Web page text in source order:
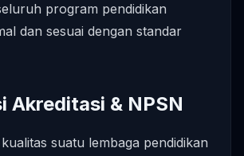
program pendidikan
dan sesuai dengan standar
Akreditasi & NPSN
suatu lembaga pendidikan